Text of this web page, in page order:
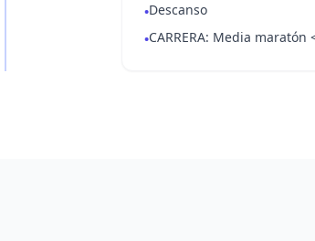
•Descanso
•CARRERA: Media maratón